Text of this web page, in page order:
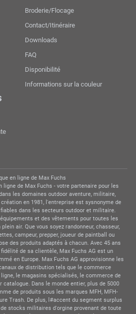
Broderie/Flocage
Contact/Itinéraire
Downloads
FAQ
Disponibilité
Informations sur la couleur
en ligne de Max Fuchs
ligne de Max Fuchs - votre partenaire pour les
les domaines outdoor aventure, militaire,
en 1981, l'entreprise est sysnonyme de
dans les secteurs outdoor et militaire.
et des vêtements pour toutes les
air. Que vous soyez randonneur, chasseur,
campeur, prepper, joueur de paintball ou
des produits adaptés à chacun. Avec 45 ans
de sa clientèle, Max Fuchs AG est un
en Europe. Max Fuchs AG approvisionne les
de distribution tels que le commerce
le magasins spécialisés, le commerce de
catalogue. Dans le monde entier, plus de 5000
de produits sous les marques MFH, MFH-
Trash. De plus, l#accent du segment surplus
stocks militaires d'orgine provenant de toute